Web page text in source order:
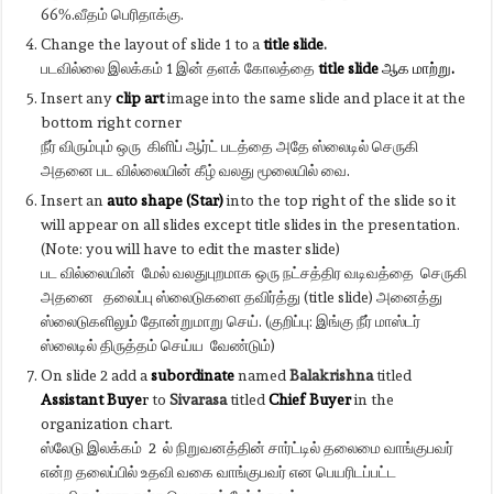
66%.வீதம் பெரிதாக்கு.
Change the layout of slide 1 to atitle slide.
படவில்லை இலக்கம் 1 இன் தளக் கோலத்தைtitle slideஆகமாற்று.
Insert anyclip artimage into the same slide and place it at the
bottom right corner
நீர் விரும்பும் ஒரு கிளிப் ஆர்ட் படத்தை அதே ஸ்லைடில் செருகி
அதனை பட வில்லையின் கீழ் வலது மூலையில் வை.
Insert anauto shape (Star)into the top right of the slide so it
will appear on all slides except title slides in the presentation.
(Note: you will have to edit the master slide)
பட வில்லையின் மேல் வலதுபுறமாக ஒரு நட்சத்திர வடிவத்தை செருகி
அதனை தலைப்பு ஸ்லைடுகளை தவிர்த்து (title slide) அனைத்து
ஸ்லைடுகளிலும் தோன்றுமாறு செய். (குறிப்பு: இங்கு நீர் மாஸ்டர்
ஸ்லைடில் திருத்தம் செய்ய வேண்டும்)
On slide 2 add asubordinate namedBalakrishnatitled
Assistant BuyertoSivarasatitledChiefBuyerin the
organization chart.
ஸ்லேடு இலக்கம் 2 ல் நிறுவனத்தின் சார்ட்டில் தலைமை வாங்குபவர்
என்ற தலைப்பில் உதவி வகை வாங்குபவர் என பெயரிடப்பட்ட